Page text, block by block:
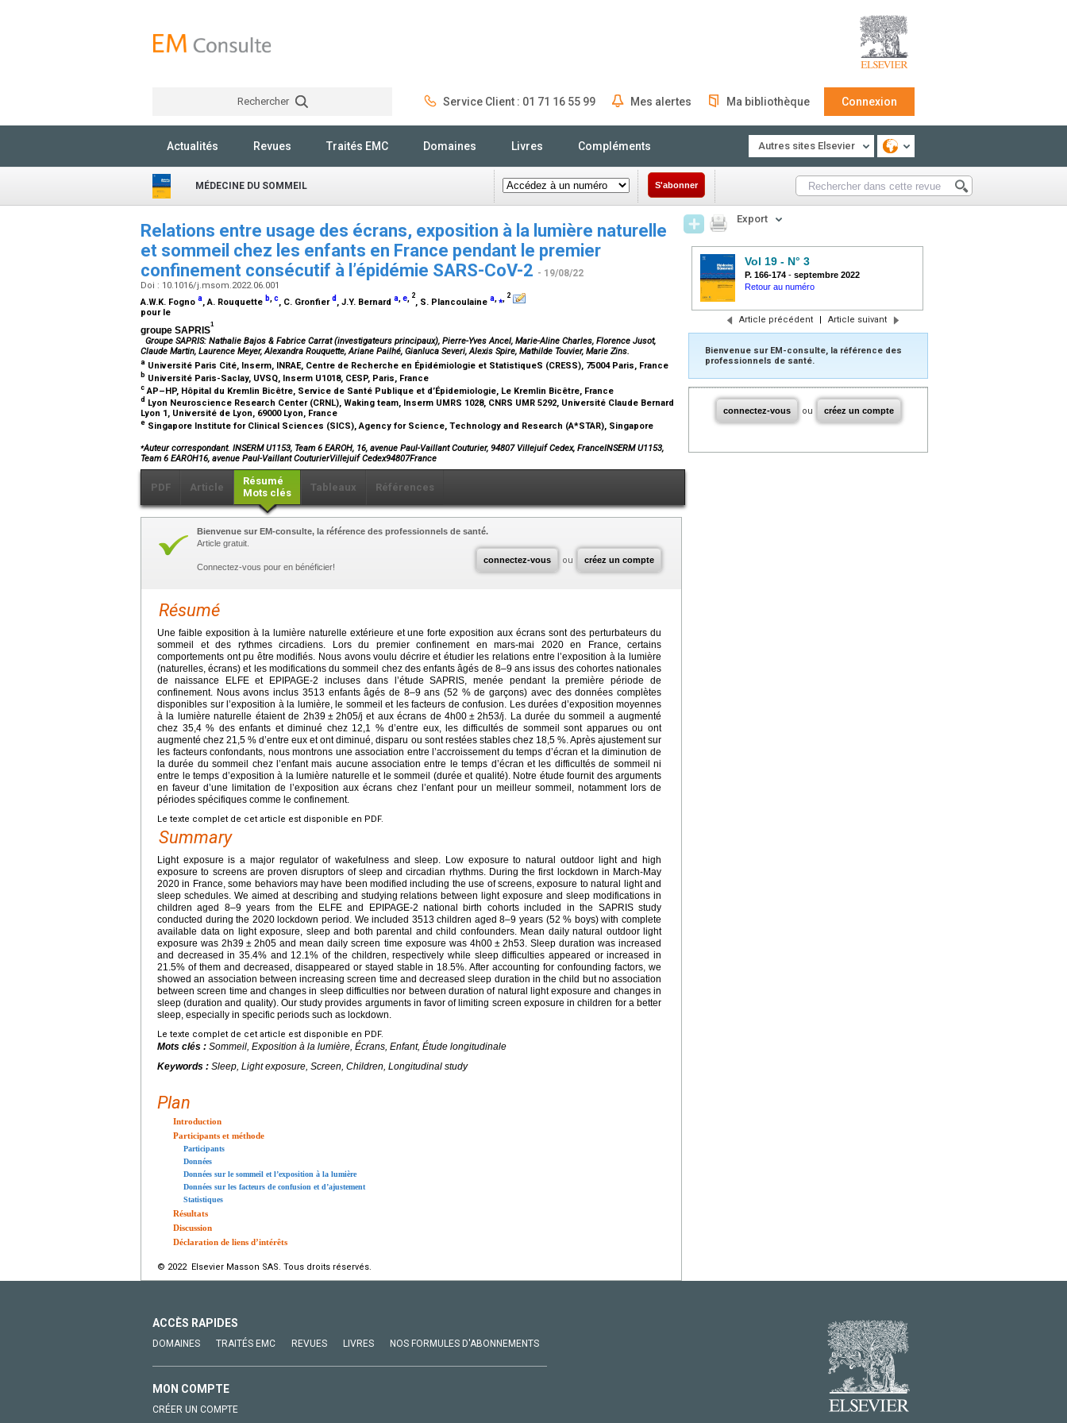
Rechercher Service Client : 01 71 16 55 99 Mes alertes Ma bibliothèque Connexion
Actualités Revues Traités EMC Domaines Livres Compléments Autres sites Elsevier
MÉDECINE DU SOMMEIL S'abonner
Relations entre usage des écrans, exposition à la lumière naturelle
et sommeil chez les enfants en France pendant le premier
confinement consécutif à l’épidémie SARS-CoV-2 - 19/08/22
Doi : 10.1016/j.msom.2022.06.001
A.W.K. Fogno a, A. Rouquette b,c, C. Gronfierd , J.Y. Bernard a,e, 2
, S. Plancoulaine a,⁎, 2
pour le
groupe SAPRIS
1
Groupe SAPRIS: Nathalie Bajos & Fabrice Carrat (investigateurs principaux), Pierre-Yves Ancel, Marie-Aline Charles, Florence Jusot,
Claude Martin, Laurence Meyer, Alexandra Rouquette, Ariane Pailhé, Gianluca Severi, Alexis Spire, Mathilde Touvier, Marie Zins.
a Université Paris Cité, Inserm, INRAE, Centre de Recherche en Épidémiologie et StatistiqueS (CRESS), 75004 Paris, France
b Université Paris-Saclay, UVSQ, Inserm U1018, CESP, Paris, France
c AP–HP, Hôpital du Kremlin Bicêtre, Service de Santé Publique et d’Épidemiologie, Le Kremlin Bicêtre, France
d Lyon Neuroscience Research Center (CRNL), Waking team, Inserm UMRS 1028, CNRS UMR 5292, Université Claude Bernard
Lyon 1, Université de Lyon, 69000 Lyon, France
e Singapore Institute for Clinical Sciences (SICS), Agency for Science, Technology and Research (A*STAR), Singapore
⁎Auteur correspondant. INSERM U1153, Team 6 EAROH, 16, avenue Paul-Vaillant Couturier, 94807 Villejuif Cedex, FranceINSERM U1153,
Team 6 EAROH16, avenue Paul-Vaillant CouturierVillejuif Cedex94807France
PDF Article
Résumé
Mots clés
Tableaux Références
connectez-vous ou créez un compte
Bienvenue sur EM-consulte, la référence des professionnels de santé.
Article gratuit.
Connectez-vous pour en bénéficier!
Résumé
Une faible exposition à la lumière naturelle extérieure et une forte exposition aux écrans sont des perturbateurs du
sommeil et des rythmes circadiens. Lors du premier confinement en mars-mai 2020 en France, certains
comportements ont pu être modifiés. Nous avons voulu décrire et étudier les relations entre l’exposition à la lumière
(naturelles, écrans) et les modifications du sommeil chez des enfants âgés de 8–9 ans issus des cohortes nationales
de naissance ELFE et EPIPAGE-2 incluses dans l’étude SAPRIS, menée pendant la première période de
confinement. Nous avons inclus 3513 enfants âgés de 8–9 ans (52 % de garçons) avec des données complètes
disponibles sur l’exposition à la lumière, le sommeil et les facteurs de confusion. Les durées d’exposition moyennes
à la lumière naturelle étaient de 2h39 ± 2h05/j et aux écrans de 4h00 ± 2h53/j. La durée du sommeil a augmenté
chez 35,4 % des enfants et diminué chez 12,1 % d’entre eux, les difficultés de sommeil sont apparues ou ont
augmenté chez 21,5 % d’entre eux et ont diminué, disparu ou sont restées stables chez 18,5 %. Après ajustement sur
les facteurs confondants, nous montrons une association entre l’accroissement du temps d’écran et la diminution de
la durée du sommeil chez l’enfant mais aucune association entre le temps d’écran et les difficultés de sommeil ni
entre le temps d’exposition à la lumière naturelle et le sommeil (durée et qualité). Notre étude fournit des arguments
en faveur d’une limitation de l’exposition aux écrans chez l’enfant pour un meilleur sommeil, notamment lors de
périodes spécifiques comme le confinement.
Le texte complet de cet article est disponible en PDF.
Summary
Light exposure is a major regulator of wakefulness and sleep. Low exposure to natural outdoor light and high
exposure to screens are proven disruptors of sleep and circadian rhythms. During the first lockdown in March-May
2020 in France, some behaviors may have been modified including the use of screens, exposure to natural light and
sleep schedules. We aimed at describing and studying relations between light exposure and sleep modifications in
children aged 8–9 years from the ELFE and EPIPAGE-2 national birth cohorts included in the SAPRIS study
conducted during the 2020 lockdown period. We included 3513 children aged 8–9 years (52 % boys) with complete
available data on light exposure, sleep and both parental and child confounders. Mean daily natural outdoor light
exposure was 2h39 ± 2h05 and mean daily screen time exposure was 4h00 ± 2h53. Sleep duration was increased
and decreased in 35.4% and 12.1% of the children, respectively while sleep difficulties appeared or increased in
21.5% of them and decreased, disappeared or stayed stable in 18.5%. After accounting for confounding factors, we
showed an association between increasing screen time and decreased sleep duration in the child but no association
between screen time and changes in sleep difficulties nor between duration of natural light exposure and changes in
sleep (duration and quality). Our study provides arguments in favor of limiting screen exposure in children for a better
sleep, especially in specific periods such as lockdown.
Le texte complet de cet article est disponible en PDF.
Mots clés : Sommeil, Exposition à la lumière, Écrans, Enfant, Étude longitudinale
Keywords : Sleep, Light exposure, Screen, Children, Longitudinal study
Plan
Introduction
Participants et méthode
Participants
Données
Données sur le sommeil et l’exposition à la lumière
Données sur les facteurs de confusion et d’ajustement
Statistiques
Résultats
Discussion
Déclaration de liens d’intérêts
© 2022 Elsevier Masson SAS. Tous droits réservés.
Export
Vol 19 - N° 3
P. 166-174 - septembre 2022
Retour au numéro
Article précédent | Article suivant
Bienvenue sur EM-consulte, la référence des
professionnels de santé.
connectez-vous ou créez un compte
ACCÈS RAPIDES
DOMAINES TRAITÉS EMC REVUES LIVRES NOS FORMULES D'ABONNEMENTS
MON COMPTE
CRÉER UN COMPTE